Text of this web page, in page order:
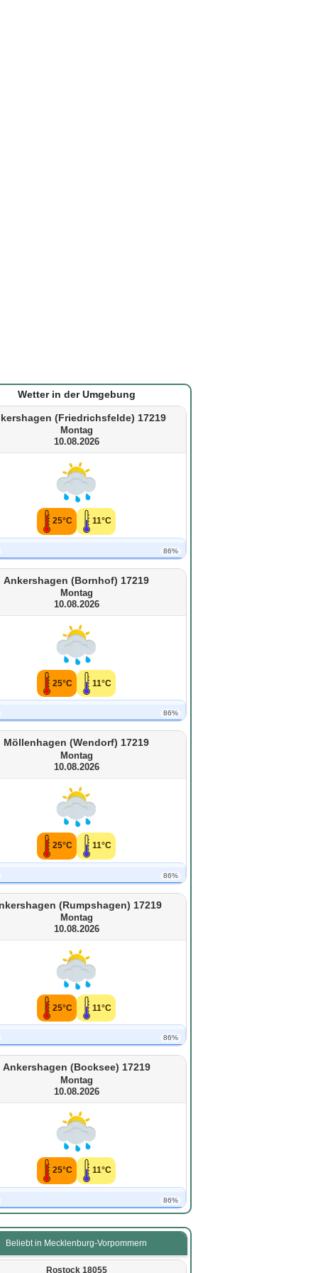
Wetter in der Umgebung
(Friedrichsfelde) 17219
Montag
10.08.2026
25°C 11°C
86%
Ankershagen (Bornhof) 17219
Montag
10.08.2026
25°C 11°C
86%
Möllenhagen (Wendorf) 17219
Montag
10.08.2026
25°C 11°C
86%
(Rumpshagen) 17219
Montag
10.08.2026
25°C 11°C
86%
Ankershagen (Bocksee) 17219
Montag
10.08.2026
25°C 11°C
86%
Beliebt in Mecklenburg-Vorpommern
Rostock 18055